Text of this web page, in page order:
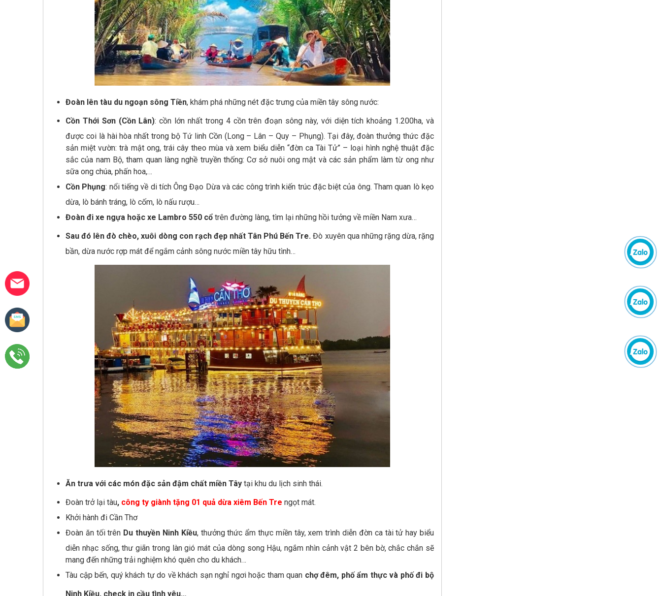
Đoàn lên tàu du ngoạn sông Tiền, khám phá những nét đặc trưng của miền tây sông nước:
Cồn Thới Sơn (Cồn Lân): cồn lớn nhất trong 4 cồn trên đoạn sông này, với diện tích khoảng 1.200ha, và
được coi là hài hòa nhất trong bộ Tứ linh Cồn (Long – Lân – Quy – Phụng). Tại đây, đoàn thưởng thức đặc
sản miệt vườn: trà mật ong, trái cây theo mùa và xem biểu diễn “đờn ca Tài Tử” – loại hình nghệ thuật đặc
sắc của nam Bộ, tham quan làng nghề truyền thống: Cơ sở nuôi ong mật và các sản phẩm làm từ ong như
sữa ong chúa, phấn hoa,…
Cồn Phụng: nổi tiếng về di tích Ông Đạo Dừa và các công trình kiến trúc đặc biệt của ông. Tham quan lò kẹo
dừa, lò bánh tráng, lò cốm, lò nấu rượu…
Đoàn đi xe ngựa hoặc xe Lambro 550 cổ trên đường làng, tìm lại những hồi tưởng về miền Nam xưa…
Sau đó lên đò chèo, xuôi dòng con rạch đẹp nhất Tân Phú Bến Tre.Đò xuyên qua những rặng dừa, rặng
bần, dừa nước rợp mát để ngắm cảnh sông nước miền tây hữu tình…
Ăn trưa với các món đặc sản đậm chất miền Tây tại khu du lịch sinh thái.
Đoàn trở lại tàu, công ty giành tặng 01 quả dừa xiêm Bến Tre ngọt mát.
Khởi hành đi Cần Thơ
Đoàn ăn tối trên Du thuyền Ninh Kiều, thưởng thức ẩm thực miền tây, xem trình diễn đờn ca tài tử hay biểu
diễn nhạc sống, thư giãn trong làn gió mát của dòng song Hậu, ngắm nhìn cảnh vật 2 bên bờ, chắc chắn sẽ
mang đến những trải nghiệm khó quên cho du khách…
Tàu cập bến, quý khách tự do về khách sạn nghỉ ngơi hoặc tham quan chợ đêm, phố ẩm thực và phố đi bộ
Ninh Kiều, check in cầu tình yêu…